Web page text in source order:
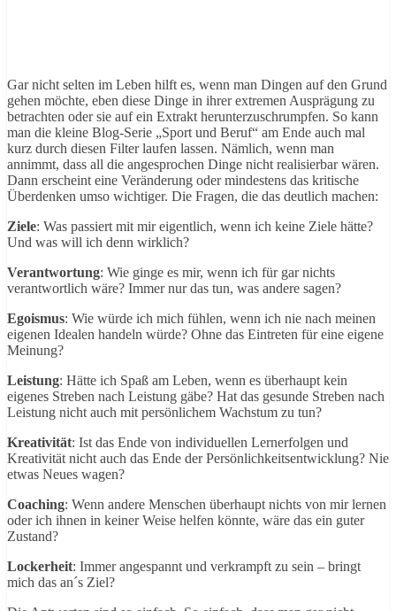
Gar nicht selten im Leben hilft es, wenn man Dingen auf den Grund
gehen möchte, eben diese Dinge in ihrer extremen Ausprägung zu
betrachten oder sie auf ein Extrakt herunterzuschrumpfen. So kann
man die kleine Blog-Serie „Sport und Beruf“ am Ende auch mal
kurz durch diesen Filter laufen lassen. Nämlich, wenn man
annimmt, dass all die angesprochen Dinge nicht realisierbar wären.
Dann erscheint eine Veränderung oder mindestens das kritische
Überdenken umso wichtiger. Die Fragen, die das deutlich machen:
Ziele: Was passiert mit mir eigentlich, wenn ich keine Ziele hätte?
Und was will ich denn wirklich?
Verantwortung: Wie ginge es mir, wenn ich für gar nichts
verantwortlich wäre? Immer nur das tun, was andere sagen?
Egoismus: Wie würde ich mich fühlen, wenn ich nie nach meinen
eigenen Idealen handeln würde? Ohne das Eintreten für eine eigene
Meinung?
Leistung: Hätte ich Spaß am Leben, wenn es überhaupt kein
eigenes Streben nach Leistung gäbe? Hat das gesunde Streben nach
Leistung nicht auch mit persönlichem Wachstum zu tun?
Kreativität: Ist das Ende von individuellen Lernerfolgen und
Kreativität nicht auch das Ende der Persönlichkeitsentwicklung? Nie
etwas Neues wagen?
Coaching: Wenn andere Menschen überhaupt nichts von mir lernen
oder ich ihnen in keiner Weise helfen könnte, wäre das ein guter
Zustand?
Lockerheit: Immer angespannt und verkrampft zu sein – bringt
mich das an´s Ziel?